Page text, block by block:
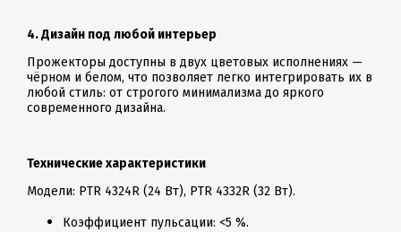
4. Дизайн под любой интерьер
Прожекторы доступны в двух цветовых исполнениях —
чёрном и белом, что позволяет легко интегрировать их в
любой стиль: от строгого минимализма до яркого
современного дизайна.
Технические характеристики
Модели: PTR 4324R (24 Вт), PTR 4332R (32 Вт).
Коэффициент пульсации: <5 %.